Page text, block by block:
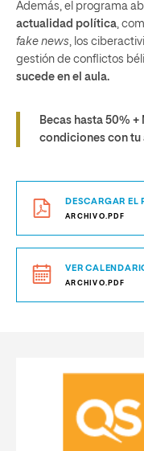
Además, el programa
actualidad política,
fake news, los
gestión de conflictos
sucede en el aula.
Becas hasta 50%
condiciones con tu
DESCARGAR EL
ARCHIVO.PDF
VER
ARCHIVO.PDF